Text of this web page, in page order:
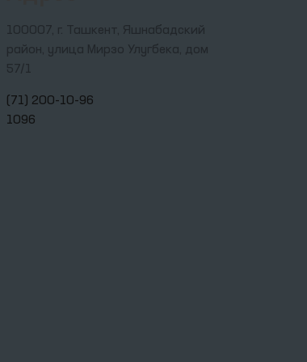
100007, г. Ташкент, Яшнабадский
район, улица Мирзо Улугбека, дом
57/1
(71) 200-10-96
1096